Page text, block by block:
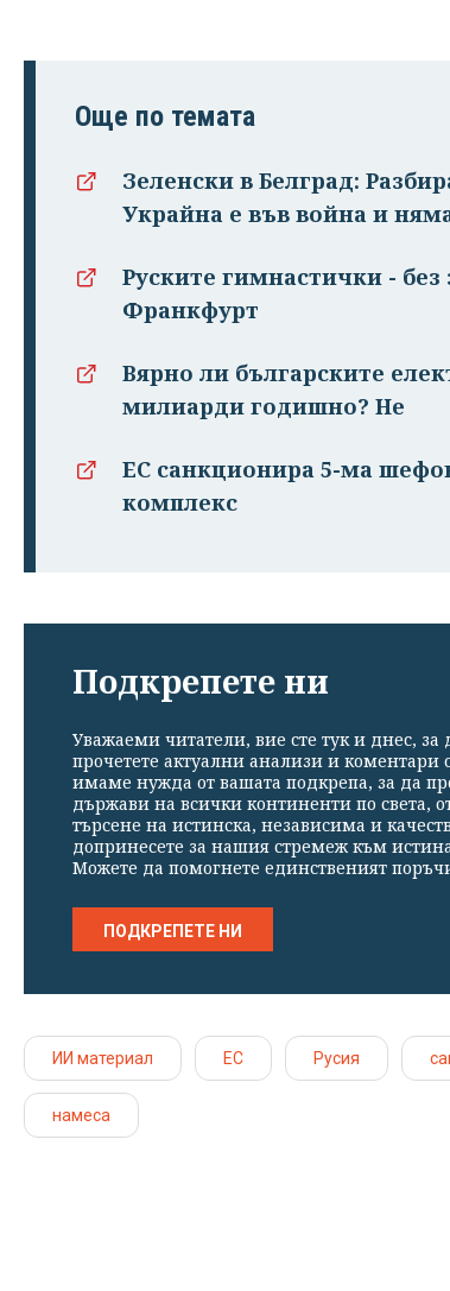
Още по темата
Зеленски в Белград:
Украйна е във война и
Руските гимнастички -
Франкфурт
Вярно ли българските
милиарди годишно? Не
ЕС санкционира 5-ма
комплекс
Подкрепете ни
Уважаеми читатели, вие сте тук и днес,
прочетете актуални анализи и
имаме нужда от вашата подкрепа, за да
държави на всички континенти по света,
търсене на истинска, независима и
допринесете за нашия стремеж към
Можете да помогнете единственият
ПОДКРЕПЕТЕ НИ
ИИ материал ЕС Русия
намеса